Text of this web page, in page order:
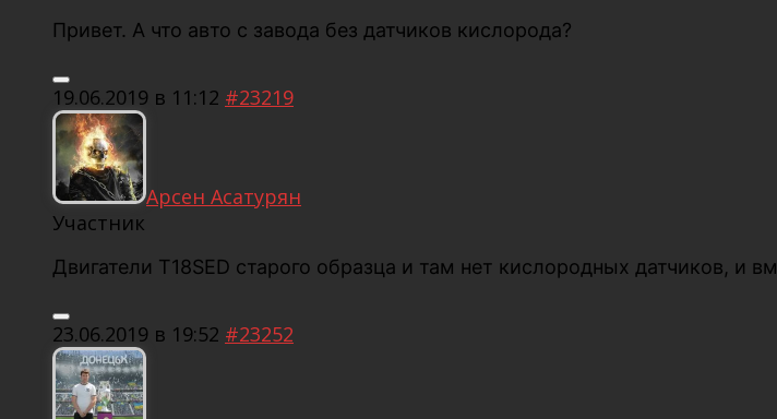
Привет. А что авто с завода без датчиков кислорода?
19.06.2019 в 11:12 #23219
Арсен Асатурян
Участник
Двигатели T18SED старого образца и там нет кислородных датчиков, и
23.06.2019 в 19:52 #23252